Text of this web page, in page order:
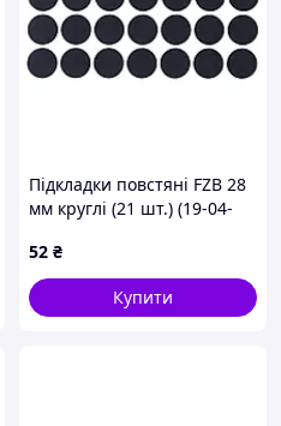
Підкладки повстяні FZB 28
мм круглі (21 шт.) (19-04-
52 ₴
Купити